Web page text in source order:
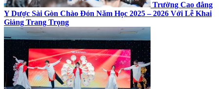
Trường Cao đẳng
Y Dược Sài Gòn Chào Đón Năm Học 2025 – 2026 Với Lễ Khai
Giảng Trang Trọng